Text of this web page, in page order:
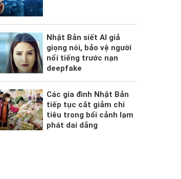
Nhật Bản siết AI giả
giọng nói, bảo vệ người
nổi tiếng trước nạn
deepfake
Các gia đình Nhật Bản
tiếp tục cắt giảm chi
tiêu trong bối cảnh lạm
phát dai dẳng